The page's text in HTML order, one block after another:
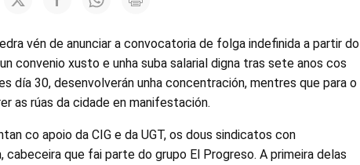
vén de anunciar a convocatoria de folga indefinida a partir do
convenio xusto e unha suba salarial digna tras sete anos cos
día 30, desenvolverán unha concentración, mentres que para o
as rúas da cidade en manifestación.
co apoio da CIG e da UGT, os dous sindicatos con
que fai parte do grupo El Progreso. A primeira delas